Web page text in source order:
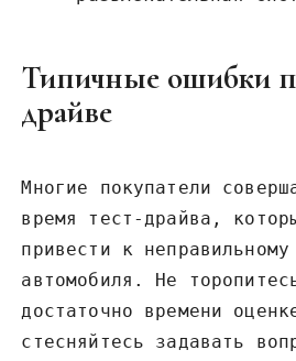
Типичные ошибки
драйве
Многие покупатели
время тест-драйва,
привести к неправильному
автомобиля. Не
достаточно времени
стесняйтесь задавать